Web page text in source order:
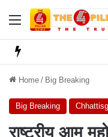
Menu
Home / Big Breaking
Big Breaking
राष्ट्रीय आम